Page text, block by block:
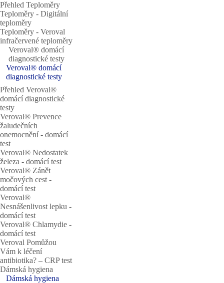
Přehled Teploměry
Teploměry ‐ Digitální
teploměry
Teploměry ‐ Veroval
infračervené teploměry
Veroval® domácí
diagnostické testy
Veroval® domácí
diagnostické testy
Přehled Veroval®
domácí diagnostické
testy
Veroval® Prevence
žaludečních
onemocnění - domácí
test
Veroval® Nedostatek
železa - domácí test
Veroval® Zánět
močových cest -
domácí test
Veroval®
Nesnášenlivost lepku -
domácí test
Veroval® Chlamydie -
domácí test
Veroval Pomůžou
Vám k léčení
antibiotika? – CRP test
Dámská hygiena
Dámská hygiena